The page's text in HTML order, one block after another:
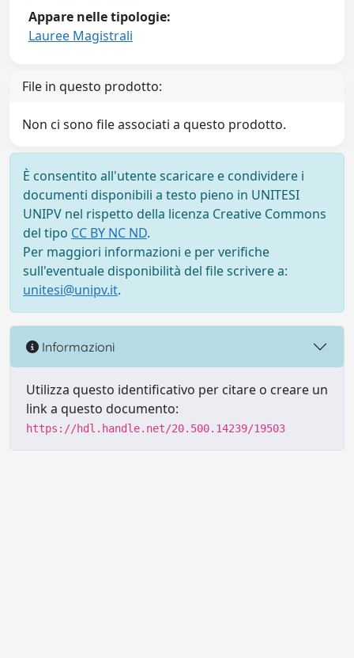
Appare nelle tipologie:
Lauree Magistrali
File in questo prodotto:
Non ci sono file associati a questo prodotto.
È consentito all'utente scaricare e condividere i
documenti disponibili a testo pieno in UNITESI
UNIPV nel rispetto della licenza Creative Commons
del tipo CC BY NC ND.
Per maggiori informazioni e per verifiche
sull'eventuale disponibilità del file scrivere a:
unitesi@unipv.it.
Informazioni
Utilizza questo identificativo per citare o creare un
link a questo documento:
https://hdl.handle.net/20.500.14239/19503